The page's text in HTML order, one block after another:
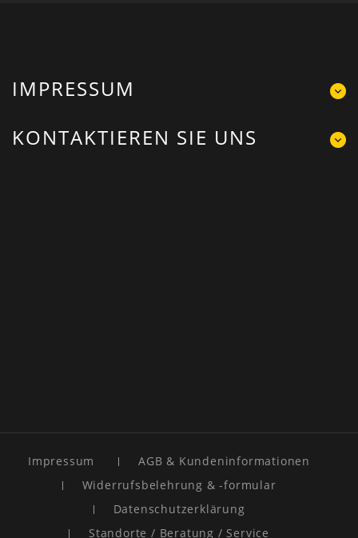
IMPRESSUM
KONTAKTIEREN SIE UNS
Impressum
AGB & Kundeninformationen
Widerrufsbelehrung & -formular
Datenschutzerklärung
Standorte / Beratung / Service